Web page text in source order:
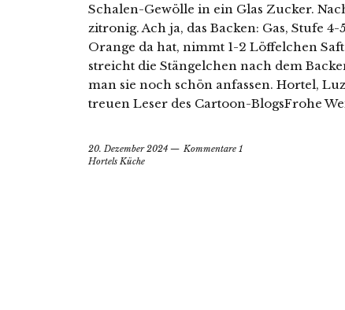
Schalen-Gewölle in ein Glas Zucker.
zitronig. Ach ja, das Backen: Gas, Stufe
Orange da hat, nimmt 1-2 Löffelchen
streicht die Stängelchen nach dem
man sie noch schön anfassen. Hortel,
treuen Leser des Cartoon-BlogsFrohe
20. Dezember 2024
Kommentare 1
Hortels Küche